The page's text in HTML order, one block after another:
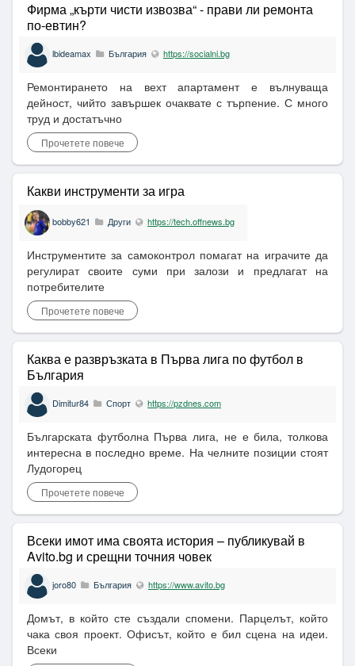
Фирма „кърти чисти извозва“ - прави ли ремонта
по-евтин?
lbideamax България https://socialni.bg
Ремонтирането на вехт апартамент е вълнуваща
дейност, чийто завършек очаквате с търпение. С много
труд и достатъчно
Прочетете повече
Какви инструменти за игра
bobby621 Други https://tech.offnews.bg
Инструментите за самоконтрол помагат на играчите да
регулират своите суми при залози и предлагат на
потребителите
Прочетете повече
Каква е развръзката в Първа лига по футбол в
България
Dimitur84 Спорт https://pzdnes.com
Българската футболна Първа лига, не е била, толкова
интересна в последно време. На челните позиции стоят
Лудогорец
Прочетете повече
Всеки имот има своята история – публикувай в
Avito.bg и срещни точния човек
joro80 България https://www.avito.bg
Домът, в който сте създали спомени. Парцелът, който
чака своя проект. Офисът, който е бил сцена на идеи.
Всеки